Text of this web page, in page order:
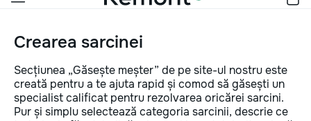
Crearea sarcinei
Secțiunea „Găsește meșter” de pe site-ul nostru este
creată pentru a te ajuta rapid și comod să găsești un
specialist calificat pentru rezolvarea oricărei sarcini.
Pur și simplu selectează categoria sarcinii, descrie ce